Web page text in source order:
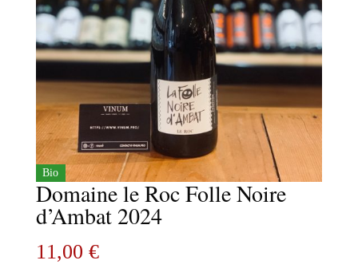
Bio
Domaine le Roc Folle Noire
d’Ambat 2024
11,00 €